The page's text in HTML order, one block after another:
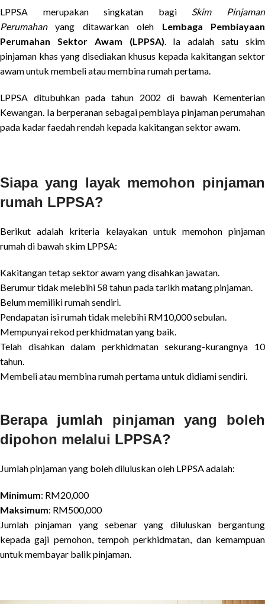
LPPSA merupakan singkatan bagi Skim Pinjaman
Perumahanyang ditawarkan oleh Lembaga Pembiayaan
Perumahan Sektor Awam (LPPSA). Ia adalah satu skim
pinjaman khas yang disediakan khusus kepada kakitangan sektor
awam untuk membeli atau membina rumah pertama.
LPPSA ditubuhkan pada tahun 2002 di bawah Kementerian
Kewangan. Ia berperanan sebagai pembiaya pinjaman perumahan
pada kadar faedah rendah kepada kakitangan sektor awam.
Siapa yang layak memohon pinjaman
rumah LPPSA?
Berikut adalah kriteria kelayakan untuk memohon pinjaman
rumah di bawah skim LPPSA:
Kakitangan tetap sektor awam yang disahkan jawatan.
Berumur tidak melebihi 58 tahun pada tarikh matang pinjaman.
Belum memiliki rumah sendiri.
Pendapatan isi rumah tidak melebihi RM10,000 sebulan.
Mempunyai rekod perkhidmatan yang baik.
Telah disahkan dalam perkhidmatan sekurang-kurangnya 10
tahun.
Membeli atau membina rumah pertama untuk didiami sendiri.
Berapa jumlah pinjaman yang boleh
dipohon melalui LPPSA?
Jumlah pinjaman yang boleh diluluskan oleh LPPSA adalah:
Minimum: RM20,000
Maksimum: RM500,000
Jumlah pinjaman yang sebenar yang diluluskan bergantung
kepada gaji pemohon, tempoh perkhidmatan, dan kemampuan
untuk membayar balik pinjaman.